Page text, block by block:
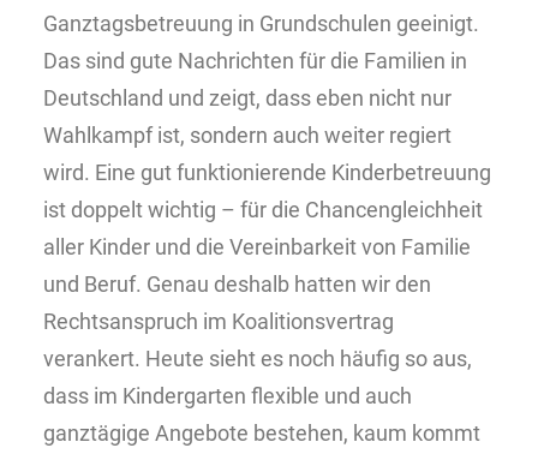
Ganztagsbetreuung in Grundschulen geeinigt.
Das sind gute Nachrichten für die Familien in
Deutschland und zeigt, dass eben nicht nur
Wahlkampf ist, sondern auch weiter regiert
wird. Eine gut funktionierende Kinderbetreuung
ist doppelt wichtig – für die Chancengleichheit
aller Kinder und die Vereinbarkeit von Familie
und Beruf. Genau deshalb hatten wir den
Rechtsanspruch im Koalitionsvertrag
verankert. Heute sieht es noch häufig so aus,
dass im Kindergarten flexible und auch
ganztägige Angebote bestehen, kaum kommt